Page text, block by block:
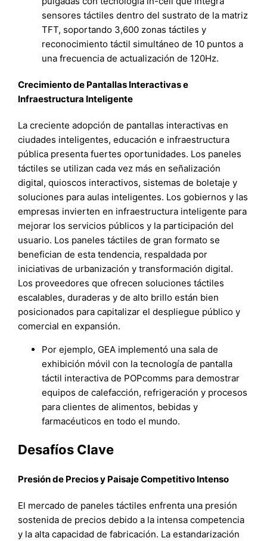
sensores táctiles dentro del sustrato de la matriz
TFT, soportando 3,600 zonas táctiles y
reconocimiento táctil simultáneo de 10 puntos a
una frecuencia de actualización de 120Hz.
Crecimiento de Pantallas Interactivas e
Infraestructura Inteligente
La creciente adopción de pantallas interactivas en
ciudades inteligentes, educación e infraestructura
pública presenta fuertes oportunidades. Los paneles
táctiles se utilizan cada vez más en señalización
digital, quioscos interactivos, sistemas de boletaje y
soluciones para aulas inteligentes. Los gobiernos y las
empresas invierten en infraestructura inteligente para
mejorar los servicios públicos y la participación del
usuario. Los paneles táctiles de gran formato se
benefician de esta tendencia, respaldada por
iniciativas de urbanización y transformación digital.
Los proveedores que ofrecen soluciones táctiles
escalables, duraderas y de alto brillo están bien
posicionados para capitalizar el despliegue público y
comercial en expansión.
Por ejemplo, GEA implementó una sala de
exhibición móvil con la tecnología de pantalla
táctil interactiva de POPcomms para demostrar
equipos de calefacción, refrigeración y procesos
para clientes de alimentos, bebidas y
farmacéuticos en todo el mundo.
Desafíos Clave
Presión de Precios y Paisaje Competitivo Intenso
El mercado de paneles táctiles enfrenta una presión
sostenida de precios debido a la intensa competencia
y la alta capacidad de fabricación. La estandarización